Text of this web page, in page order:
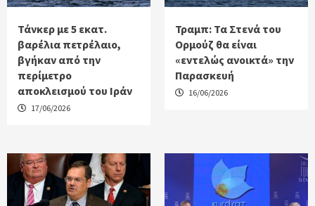
Τάνκερ με 5 εκατ.
βαρέλια πετρέλαιο,
βγήκαν από την
περίμετρο
αποκλεισμού του Ιράν
17/06/2026
Τραμπ: Τα Στενά του
Ορμούζ θα είναι
«εντελώς ανοικτά» την
Παρασκευή
16/06/2026